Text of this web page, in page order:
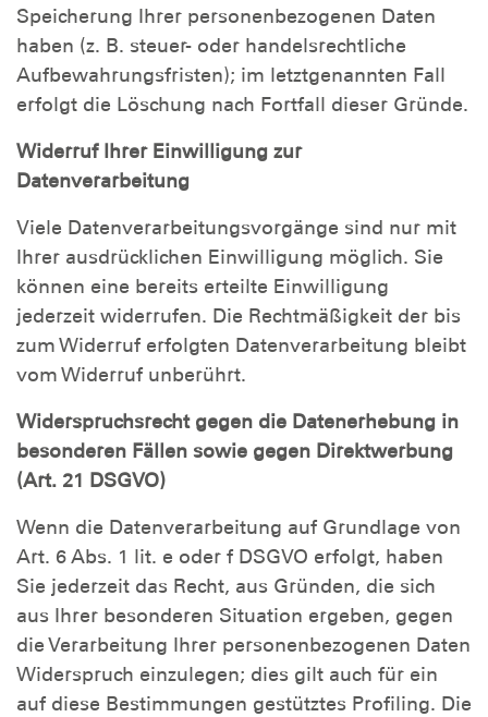
Speicherung Ihrer personenbezogenen Daten
haben (z. B. steuer- oder handelsrechtliche
Aufbewahrungsfristen); im letztgenannten Fall
erfolgt die Löschung nach Fortfall dieser Gründe.
Widerruf Ihrer Einwilligung zur
Datenverarbeitung
Viele Datenverarbeitungsvorgänge sind nur mit
Ihrer ausdrücklichen Einwilligung möglich. Sie
können eine bereits erteilte Einwilligung
jederzeit widerrufen. Die Rechtmäßigkeit der bis
zum Widerruf erfolgten Datenverarbeitung bleibt
vom Widerruf unberührt.
Widerspruchsrecht gegen die Datenerhebung in
besonderen Fällen sowie gegen Direktwerbung
(Art. 21 DSGVO)
Wenn die Datenverarbeitung auf Grundlage von
Art. 6 Abs. 1 lit. e oder f DSGVO erfolgt, haben
Sie jederzeit das Recht, aus Gründen, die sich
aus Ihrer besonderen Situation ergeben, gegen
die Verarbeitung Ihrer personenbezogenen Daten
Widerspruch einzulegen; dies gilt auch für ein
auf diese Bestimmungen gestütztes Profiling. Die